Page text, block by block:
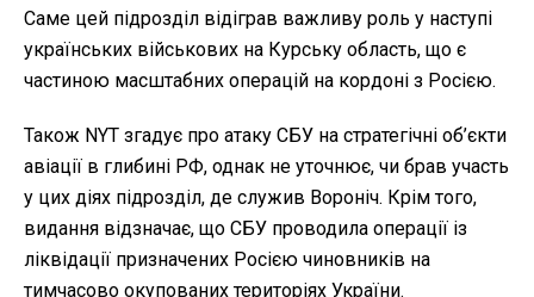
Саме цей підрозділ відіграв важливу роль у наступі
українських військових на Курську область, що є
частиною масштабних операцій на кордоні з Росією.
Також NYT згадує про атаку СБУ на стратегічні об’єкти
авіації в глибині РФ, однак не уточнює, чи брав участь
у цих діях підрозділ, де служив Вороніч. Крім того,
видання відзначає, що СБУ проводила операції із
ліквідації призначених Росією чиновників на
тимчасово окупованих територіях України.